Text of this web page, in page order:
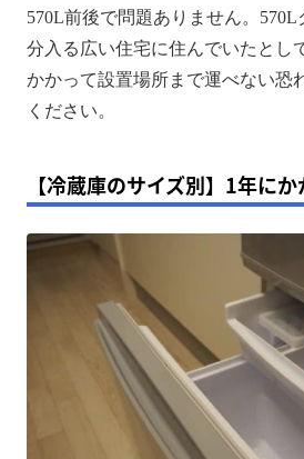
570L前後で問題ありません。
分入る広い住宅に住んでいたとし
かかって設置場所まで運べない恐
ください。
【冷蔵庫のサイズ別】1年に